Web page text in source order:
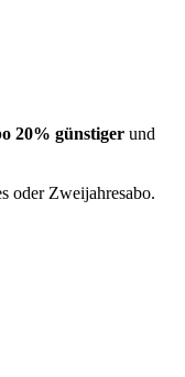
20% günstiger und
oder Zweijahresabo.